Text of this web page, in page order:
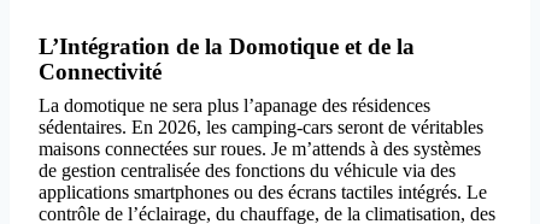
L’Intégration de la Domotique et de la
Connectivité
La domotique ne sera plus l’apanage des résidences
sédentaires. En 2026, les camping-cars seront de véritables
maisons connectées sur roues. Je m’attends à des systèmes
de gestion centralisée des fonctions du véhicule via des
applications smartphones ou des écrans tactiles intégrés. Le
contrôle de l’éclairage, du chauffage, de la climatisation, des